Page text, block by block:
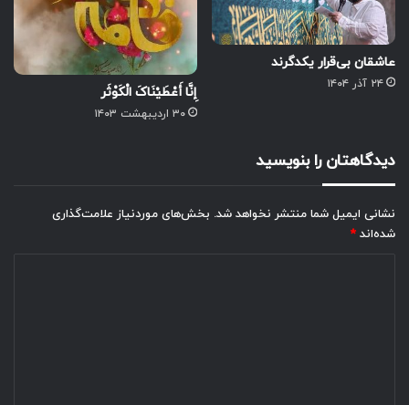
عاشقان بی‌قرار یکدگرند
۲۴ آذر ۱۴۰۴ إِنَّا أَعْطَیْنَاکَ الْکَوْثَر
۳۰ اردیبهشت ۱۴۰۳
دیدگاهتان را بنویسید
نشانی ایمیل شما منتشر نخواهد شد. بخش‌های موردنیاز علامت‌گذاری
شده‌اند *